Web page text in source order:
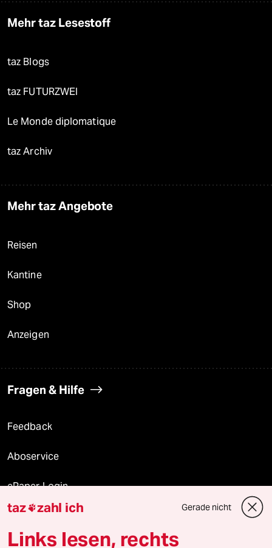
Mehr taz Lesestoff
taz Blogs
taz FUTURZWEI
Le Monde diplomatique
taz Archiv
Mehr taz Angebote
Reisen
Kantine
Shop
Anzeigen
Fragen & Hilfe
Feedback
Aboservice
ePaper Login
Downloads für Abonnierende
taz zahl ich Gerade nicht
Links lesen, rechts